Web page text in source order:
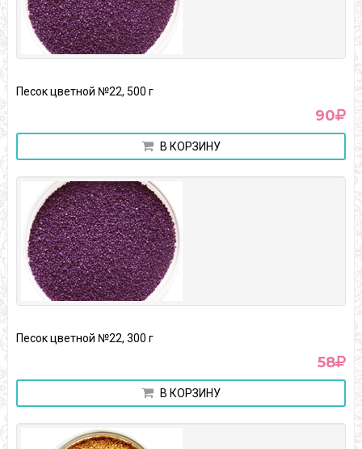
Песок цветной №22, 500 г
90
В КОРЗИНУ
Песок цветной №22, 300 г
58
В КОРЗИНУ